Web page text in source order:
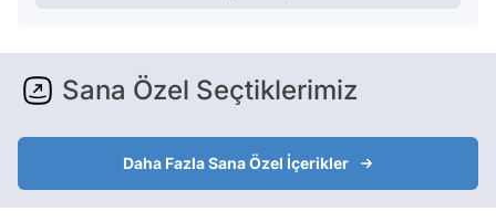
Sana Özel Seçtiklerimiz
Daha Fazla Sana Özel İçerikler